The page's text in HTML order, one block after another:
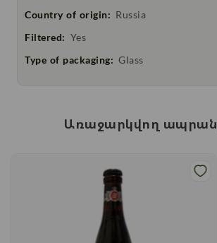
Country of origin: Russia
Filtered: Yes
Type of packaging: Glass
Առաջարկվող